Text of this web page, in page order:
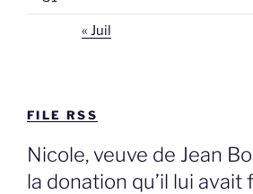
« Juil
FILE RSS
Nicole, veuve de Jean
la donation qu’il lui avait